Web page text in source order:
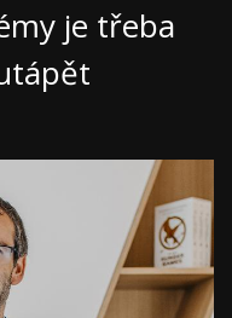
je třeba